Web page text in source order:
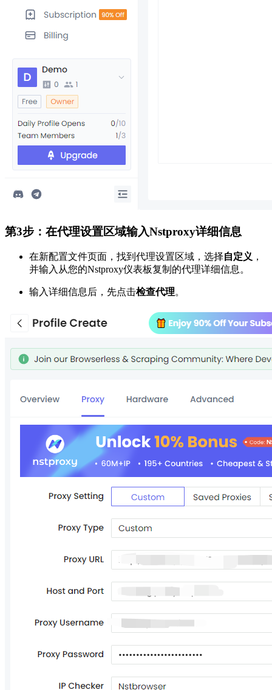
第3步：在代理设置区域输入Nstproxy详细信息
在新配置文件页面，找到代理设置区域，选择自定义 ，
并输入从您的Nstproxy仪表板复制的代理详细信息。
输入详细信息后，先点击检查代理。